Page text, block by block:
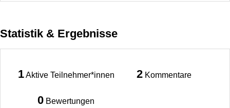
Statistik & Ergebnisse
1 Aktive Teilnehmer*innen 2 Kommentare
0 Bewertungen